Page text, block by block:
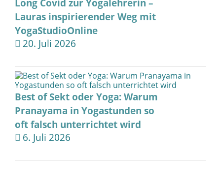
Long Covid zur Yogalehrerin –
Lauras inspirierender Weg mit
YogaStudioOnline
20. Juli 2026
Best of Sekt oder Yoga: Warum
Pranayama in Yogastunden so
oft falsch unterrichtet wird
6. Juli 2026